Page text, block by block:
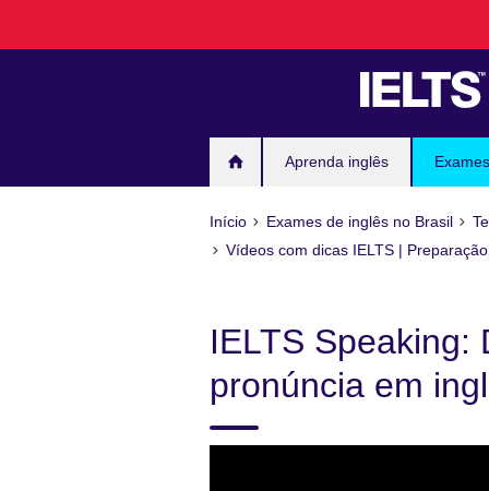
Aprenda inglês
Início Exames de inglês no Brasil
Vídeos com dicas IELTS |
IELTS Speaking:
pronúncia em